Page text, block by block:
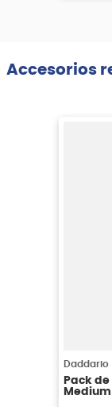
Accesorios
Daddario
Pack